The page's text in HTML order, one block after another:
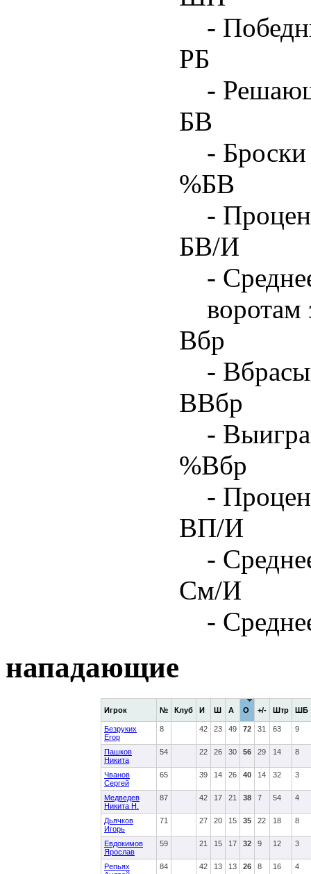
-
РБ
-
БВ
-
%БВ
-
БВ/И
-
воротам
Вбр
-
ВВбр
-
%Вбр
-
ВП/И
-
См/И
-
нападающие
Игрок № Клуб И Ш А О +/- Штр ШБ
Безруких
Егор
8 42 23 49 72 31 63 9
Пашков
Никита
54 22 26 30 56 29 14 8
Чванов
Сергей
65 39 14 26 40 14 32 3
Медведев
Никита Н.
87 42 17 21 38 7 54 4
Дьячков
Игорь
71 27 20 15 35 22 18 8
Евдокимов
Ярослав
59 21 15 17 32 9 12 3
Репьях
84 42 13 13 26 8 16 4